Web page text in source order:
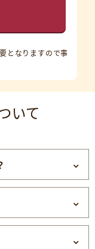
となりますので事
いて